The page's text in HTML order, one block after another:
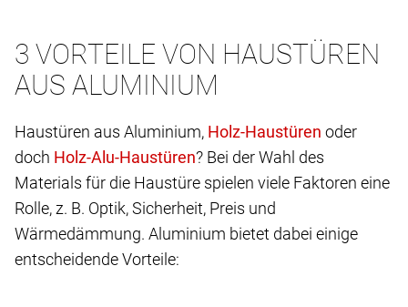
3 VORTEILE VON HAUSTÜREN
AUS ALUMINIUM
Haustüren aus Aluminium,
oder
doch
? Bei der Wahl des
Materials für die Haustüre spielen viele Faktoren eine
Rolle, z. B. Optik, Sicherheit, Preis und
Wärmedämmung. Aluminium bietet dabei einige
entscheidende Vorteile: